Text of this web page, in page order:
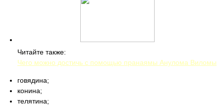
Читайте также:
Чего можно достичь с помощью пранаямы Анулома Виломы
говядина;
конина;
телятина;